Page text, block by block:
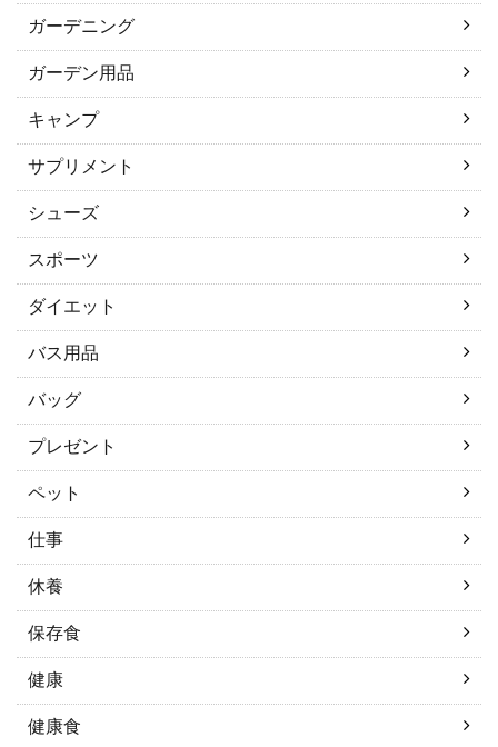
ガーデニング
ガーデン用品
キャンプ
サプリメント
シューズ
スポーツ
ダイエット
バス用品
バッグ
プレゼント
ペット
仕事
休養
保存食
健康
健康食